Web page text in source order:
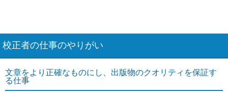
校正者の仕事のやりがい
文章をより正確なものにし、出版物のクオリティを保証す
る仕事